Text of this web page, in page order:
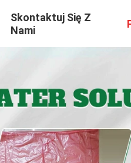
Skontaktuj Się Z
Nami